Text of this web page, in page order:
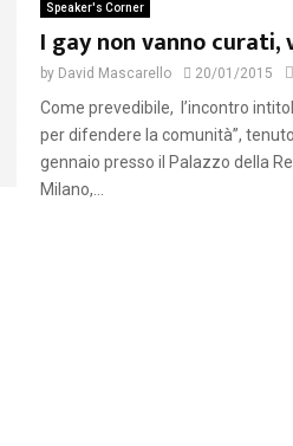
Speaker's Corner
I gay non vanno
by David Mascarello 20/01/2015
Come prevedibile, l’incontro
per difendere la comunità”,
gennaio presso il Palazzo della
Milano,...